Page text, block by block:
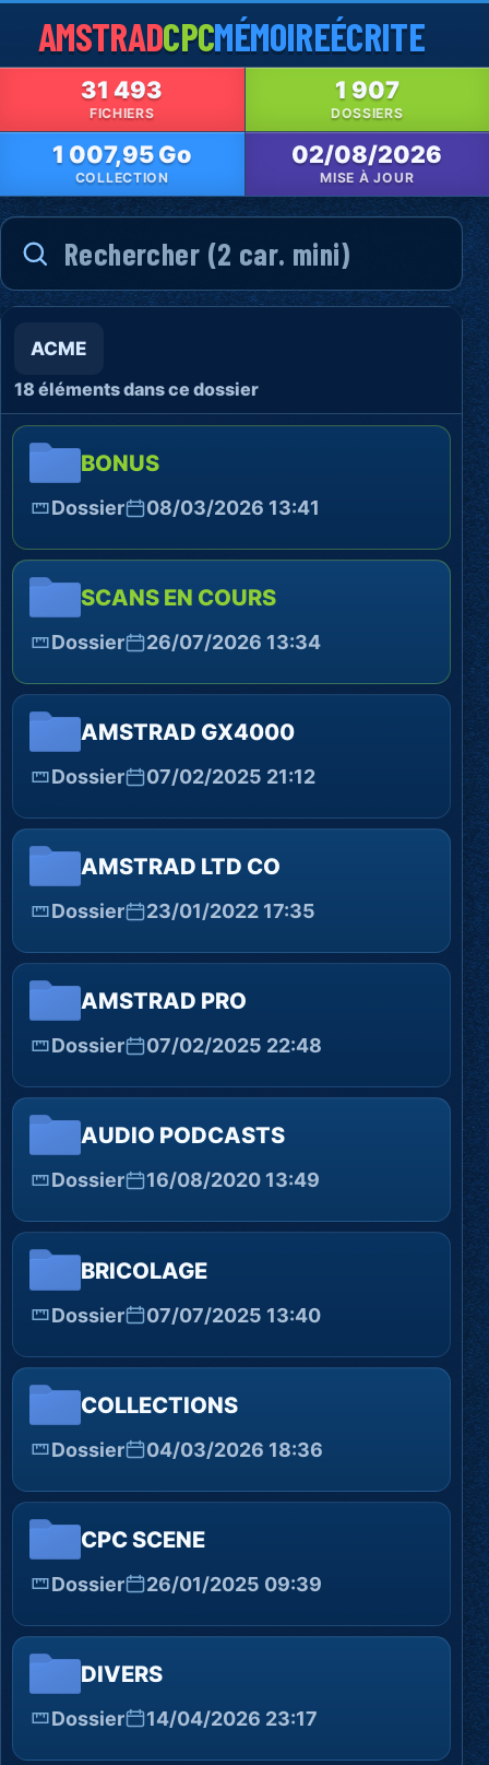
AMSTRADCPCMÉMOIREÉCRITE
31 493
FICHIERS
1 907
DOSSIERS
1 007,95 Go
COLLECTION
02/08/2026
MISE À JOUR
ACME
18 éléments dans ce dossier
BONUS
Dossier 08/03/2026 13:41
SCANS EN COURS
Dossier 26/07/2026 13:34
AMSTRAD GX4000
Dossier 07/02/2025 21:12
AMSTRAD LTD CO
Dossier 23/01/2022 17:35
AMSTRAD PRO
Dossier 07/02/2025 22:48
AUDIO PODCASTS
Dossier 16/08/2020 13:49
BRICOLAGE
Dossier 07/07/2025 13:40
COLLECTIONS
Dossier 04/03/2026 18:36
CPC SCENE
Dossier 26/01/2025 09:39
DIVERS
Dossier 14/04/2026 23:17